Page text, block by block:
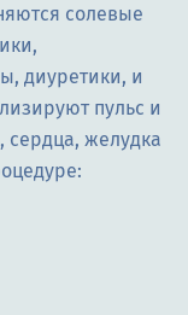
солевые
диуретики, и
пульс и
сердца, желудка